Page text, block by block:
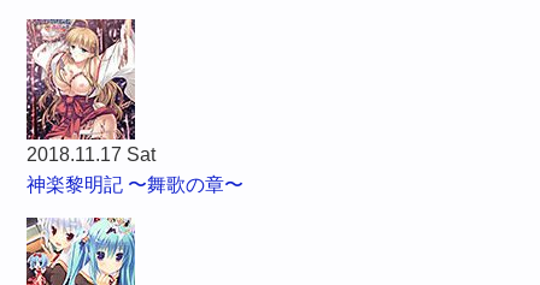
2018.11.17 Sat
神楽黎明記 〜舞歌の章〜